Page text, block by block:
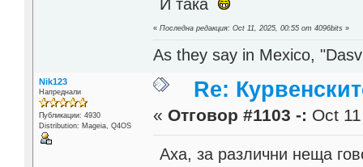
И така
«Последна редакция: Oct 11, 2025, 00:55 от 4096bits »
As they say in Mexico,
Nik123
Напреднали
Публикации: 4930
Distribution: Mageia, Q4OS
Re:
« Отговор #1103 -: Oct
Аха, за различни неща